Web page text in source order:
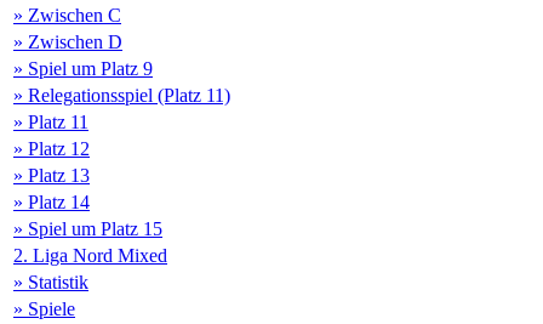
» Zwischen C
» Zwischen D
» Spiel um Platz 9
» Relegationsspiel (Platz 11)
» Platz 11
» Platz 12
» Platz 13
» Platz 14
» Spiel um Platz 15
2. Liga Nord Mixed
» Statistik
» Spiele